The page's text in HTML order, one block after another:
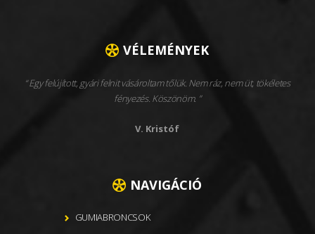
VÉLEMÉNYEK
Egy felújított, gyári felnit vásároltam tőlük. Nem ráz, nem üt, tökéletes
fényezés. Köszönöm.
V. Kristóf
NAVIGÁCIÓ
GUMIABRONCSOK